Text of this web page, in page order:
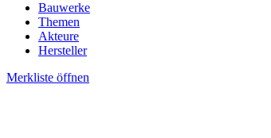
Bauwerke
Themen
Akteure
Hersteller
Merkliste öffnen